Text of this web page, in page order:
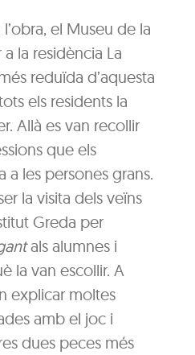
el Museu de la
la residència La
reduïda d’aquesta
els residents la
Allà es van recollir
que els
a les persones grans.
la visita dels veïns
Greda per
als alumnes i
la van escollir. A
explicar moltes
amb el joc i
dues peces més